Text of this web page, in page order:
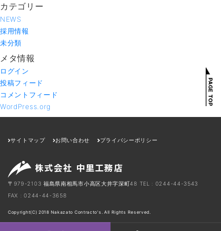
カテゴリー
NEWS
採用情報
未分類
メタ情報
ログイン
投稿フィード
コメントフィード
WordPress.org
サイトマップ お問い合わせ プライバシーポリシー
〒979-2103 福島県南相馬市小高区大井字深町48 TEL : 0244-44-3543
FAX : 0244-44-3658
Copyright(C) 2018 Nakazato Contracto's. All Rights Reserved.